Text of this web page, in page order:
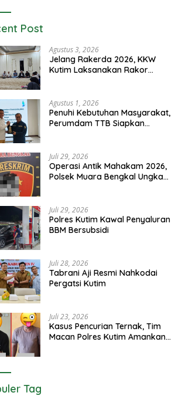
Post
Agustus 3, 2026
Jelang Rakerda 2026, KKW
Kutim Laksanakan Rakor
Agustus 1, 2026
Penuhi Kebutuhan Masyarakat,
Perumdam TTB Siapkan
Juli 29, 2026
Operasi Antik Mahakam 2026,
Polsek Muara Bengkal Ungkap
Juli 29, 2026
Polres Kutim Kawal Penyaluran
BBM Bersubsidi
Juli 28, 2026
Tabrani Aji Resmi Nahkodai
Pergatsi Kutim
Juli 23, 2026
Kasus Pencurian Ternak, Tim
Macan Polres Kutim Amankan 2
Tag